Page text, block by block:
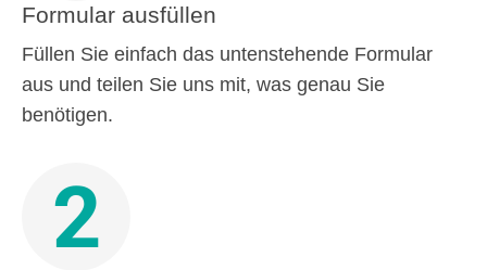
Formular ausfüllen
Füllen Sie einfach das untenstehende Formular
aus und teilen Sie uns mit, was genau Sie
benötigen.
2